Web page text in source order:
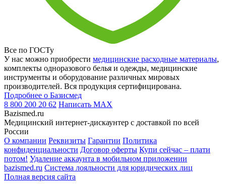
Все по ГОСТу
У нас можно приобрести медицинские расходные материалы,
комплекты одноразового белья и одежды, медицинские
инструменты и оборудование различных мировых
производителей. Вся продукция сертифицирована.
Подробнее о Базисмед
8 800 200 20 62 Написать MAX
Bazismed.ru
Медицинский интернет-дискаунтер с доставкой по всей
России
О компании Реквизиты Гарантии Политика
конфиденциальности Договор оферты Купи сейчас – плати
потом! Удаление аккаунта в мобильном приложении
bazismed.ru Система лояльности для юридических лиц
Полная версия сайта